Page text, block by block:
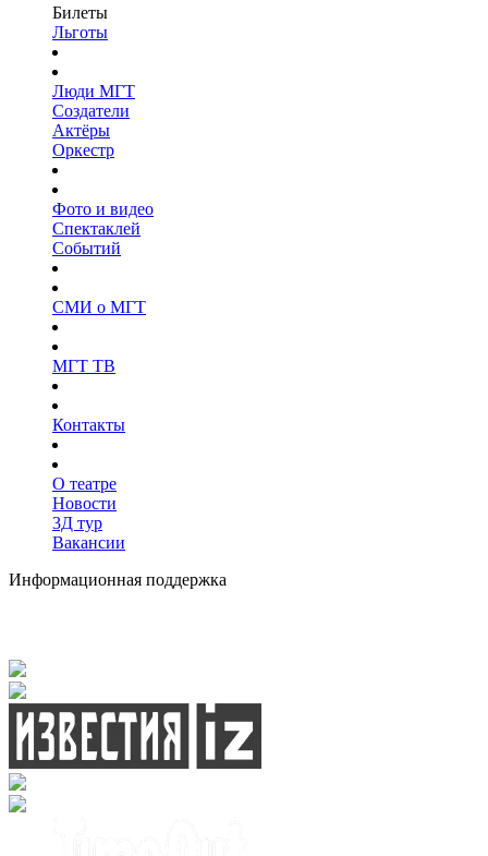
Билеты
Льготы
Люди МГТ
Создатели
Актёры
Оркестр
Фото и видео
Спектаклей
Событий
СМИ о МГТ
МГТ ТВ
Контакты
О театре
Новости
3Д тур
Вакансии
Информационная поддержка